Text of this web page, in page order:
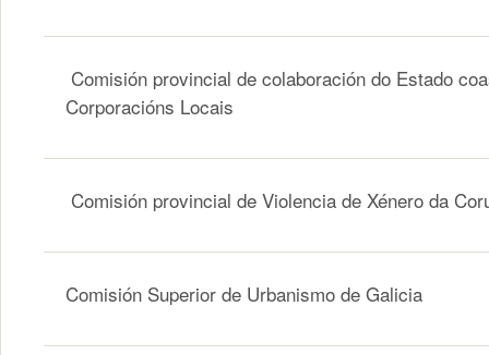
Comisión provincial de colaboración do Estado
Corporacións Locais
Comisión provincial de Violencia de Xénero da
Comisión Superior de Urbanismo de Galicia